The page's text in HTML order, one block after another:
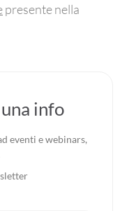
presente nella
info
eventi e webinars,